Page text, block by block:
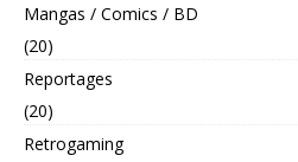
Mangas / Comics / BD
(20)
Reportages
(20)
Retrogaming